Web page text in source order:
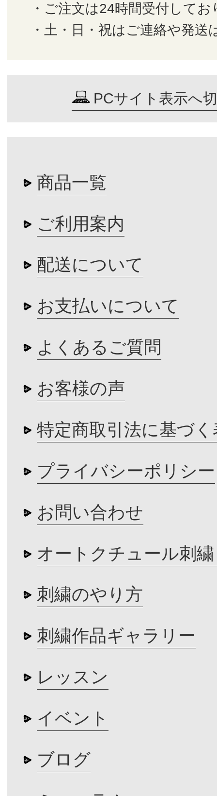
・ご注文は24時間受付してお
・土・日・祝はご連絡や発送
PCサイト表示へ
商品一覧
ご利用案内
配送について
お支払いについて
よくあるご質問
お客様の声
特定商取引法に基づく
プライバシーポリシー
お問い合わせ
オートクチュール刺
刺繍のやり方
刺繍作品ギャラリー
レッスン
イベント
ブログ